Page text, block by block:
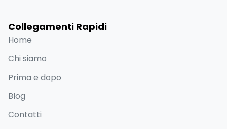
Collegamenti Rapidi
Home
Chi siamo
Prima e dopo
Blog
Contatti